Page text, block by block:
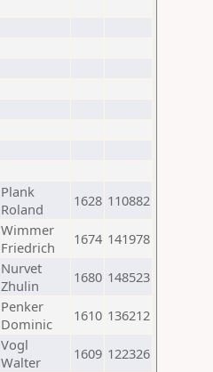
Plank
Roland
1628 110882
Wimmer
Friedrich
1674 141978
Nurvet
Zhulin
1680 148523
Penker
Dominic
1610 136212
Vogl
Walter
1609 122326